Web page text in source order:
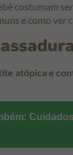
costumam
e como ver
atópica e